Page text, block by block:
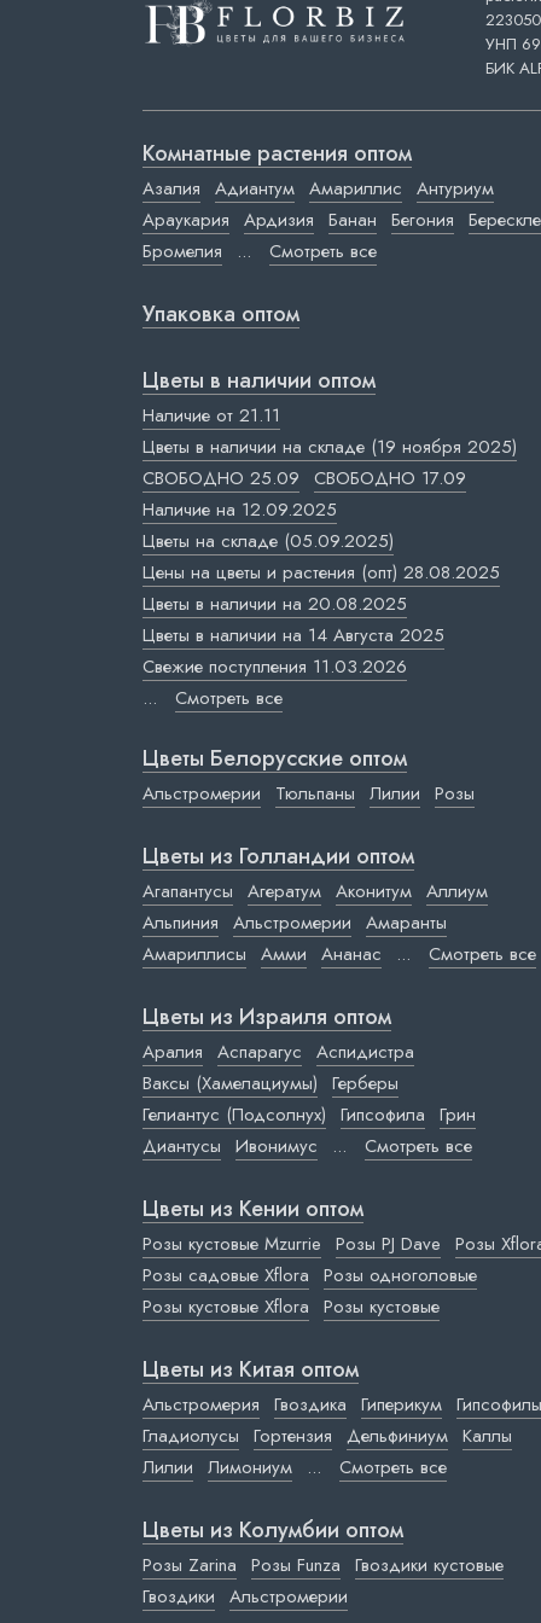
УНП
БИК
Комнатные растения оптом
Азалия Адиантум Амариллис Антуриум
Араукария Ардизия Банан Бегония
Бромелия
... Смотреть все
Упаковка оптом
Цветы в наличии оптом
Наличие от 21.11
Цветы в наличии на складе (19 ноября 2025)
СВОБОДНО 25.09 СВОБОДНО 17.09
Наличие на 12.09.2025
Цветы на складе (05.09.2025)
Цены на цветы и растения (опт) 28.08.2025
Цветы в наличии на 20.08.2025
Цветы в наличии на 14 Августа 2025
Свежие поступления 11.03.2026
... Смотреть все
Цветы Белорусские оптом
Альстромерии Тюльпаны Лилии Розы
Цветы из Голландии оптом
Агапантусы Агератум Аконитум Аллиум
Альпиния Альстромерии Амаранты
Амариллисы Амми Ананас ... Смотреть все
Цветы из Израиля оптом
Аралия Аспарагус Аспидистра
Ваксы (Хамелациумы) Герберы
Гелиантус (Подсолнух) Гипсофила Грин
Диантусы Ивонимус ... Смотреть все
Цветы из Кении оптом
Розы кустовые Mzurrie Розы PJ Dave Розы
Розы садовые Xflora Розы одноголовые
Розы кустовые Xflora Розы кустовые
Цветы из Китая оптом
Альстромерия Гвоздика Гиперикум Гипсофилы
Гладиолусы Гортензия Дельфиниум Каллы
Лилии Лимониум ... Смотреть все
Цветы из Колумбии оптом
Розы Zarina Розы Funza Гвоздики кустовые
Гвоздики Альстромерии